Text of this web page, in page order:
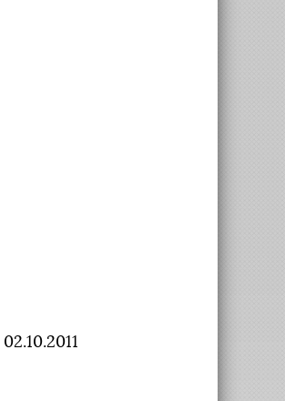
02.10.2011